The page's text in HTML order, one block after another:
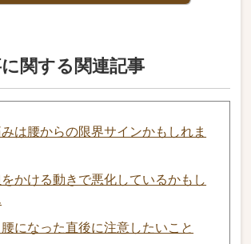
関する関連記事
は腰からの限界サインかもしれま
かける動きで悪化しているかもし
になった直後に注意したいこと